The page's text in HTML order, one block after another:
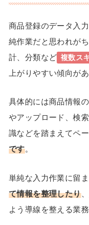
商品登録のデータ入
純作業だと思われが
計、分類など 複数ス
上がりやすい傾向が
具体的には商品情報
やアップロード、検
識などを踏まえてペ
です。
単純な入力作業に留
て情報を整理したり
よう導線を整える業務